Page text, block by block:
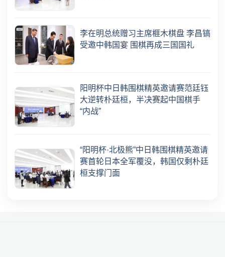
李在明总统赠习主席榧木棋盘 李昌镐
受邀中韩国宴 围棋再成三国国礼
阳明杯中日韩围棋精英邀请赛范廷钰
大逆转朴廷桓，半决赛起中国棋手
“内战”
“阳明杯·北极熊”中日韩围棋精英邀请
赛首轮日本全军覆没，韩国仅剩朴廷
桓支撑门面